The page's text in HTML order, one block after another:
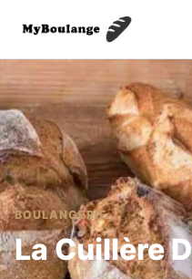
BOULANGERIE
La Cuillère